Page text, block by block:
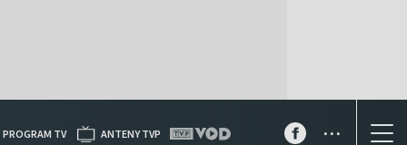
PROGRAM TV ANTENY TVP ...